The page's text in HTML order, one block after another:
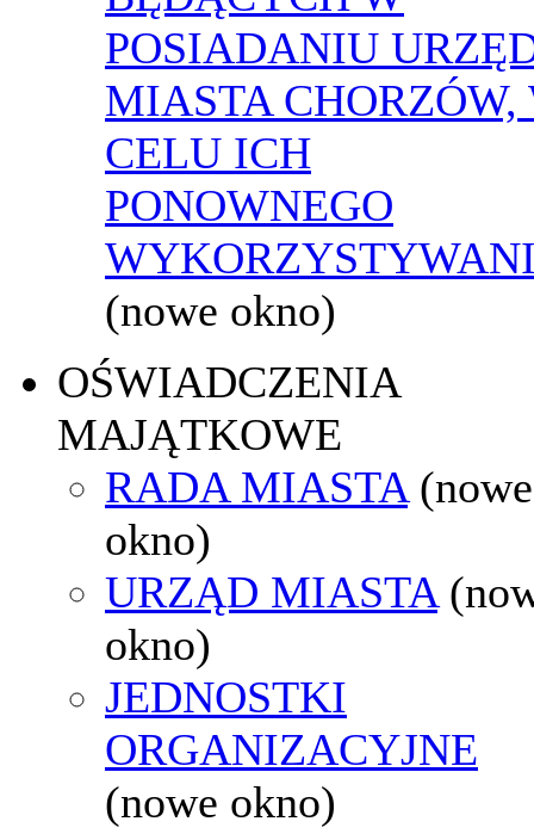
POSIADANIU
MIASTA CHORZÓW,
CELU ICH
PONOWNEGO
(nowe okno)
OŚWIADCZENIA
MAJĄTKOWE
RADA MIASTA (nowe
okno)
URZĄD MIASTA
okno)
JEDNOSTKI
ORGANIZACYJNE
(nowe okno)